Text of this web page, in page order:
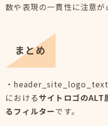
数や表現の一貫性に注意が
まとめ
・
におけるサイトロゴのALT
るフィルターです。